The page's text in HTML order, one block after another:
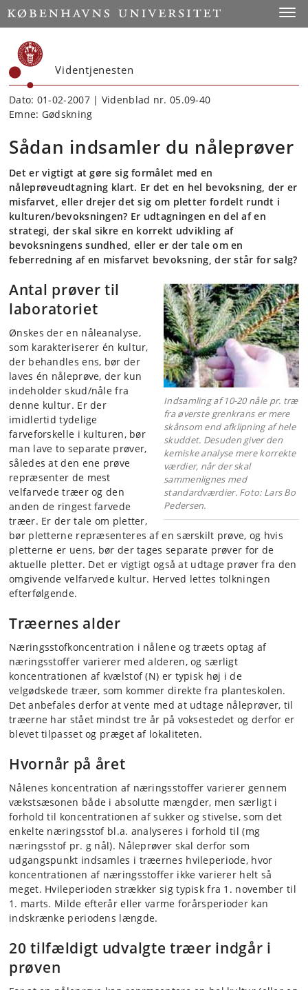
Start
Videntjenesten
Dato: 01-02-2007 | Videnblad nr. 05.09-40
Emne: Gødskning
Sådan indsamler du nåleprøver
Det er vigtigt at gøre sig formålet med en
nåleprøveudtagning klart. Er det en hel bevoksning, der er
misfarvet, eller drejer det sig om pletter fordelt rundt i
kulturen/bevoksningen? Er udtagningen en del af en
strategi, der skal sikre en korrekt udvikling af
bevoksningens sundhed, eller er der tale om en
feberredning af en misfarvet bevoksning, der står for salg?
Indsamling af 10-20 nåle pr. træ
fra øverste grenkrans er mere
skånsom end afklipning af hele
skuddet. Desuden giver den
kemiske analyse mere korrekte
værdier, når der skal
sammenlignes med
standardværdier. Foto: Lars Bo
Pedersen.
Antal prøver til
laboratoriet
Ønskes der en nåleanalyse,
som karakteriserer én kultur,
der behandles ens, bør der
laves én nåleprøve, der kun
indeholder skud/nåle fra
denne kultur. Er der
imidlertid tydelige
farveforskelle i kulturen, bør
man lave to separate prøver,
således at den ene prøve
repræsenter de mest
velfarvede træer og den
anden de ringest farvede
træer. Er der tale om pletter,
bør pletterne repræsenteres af en særskilt prøve, og hvis
pletterne er uens, bør der tages separate prøver for de
aktuelle pletter. Det er vigtigt også at udtage prøver fra den
omgivende velfarvede kultur. Herved lettes tolkningen
efterfølgende.
Træernes alder
Næringsstofkoncentration i nålene og træets optag af
næringsstoffer varierer med alderen, og særligt
koncentrationen af kvælstof (N) er typisk høj i de
velgødskede træer, som kommer direkte fra planteskolen.
Det anbefales derfor at vente med at udtage nåleprøver, til
træerne har stået mindst tre år på voksestedet og derfor er
blevet tilpasset og præget af lokaliteten.
Hvornår på året
Nålenes koncentration af næringsstoffer varierer gennem
vækstsæsonen både i absolutte mængder, men særligt i
forhold til koncentrationen af sukker og stivelse, som det
enkelte næringsstof bl.a. analyseres i forhold til (mg
næringsstof pr. g nål). Nåleprøver skal derfor som
udgangspunkt indsamles i træernes hvileperiode, hvor
koncentrationen af næringsstoffer ikke varierer helt så
meget. Hvileperioden strækker sig typisk fra 1. november til
1. marts. Milde efterår eller varme forårsperioder kan
indskrænke periodens længde.
20 tilfældigt udvalgte træer indgår i
prøven